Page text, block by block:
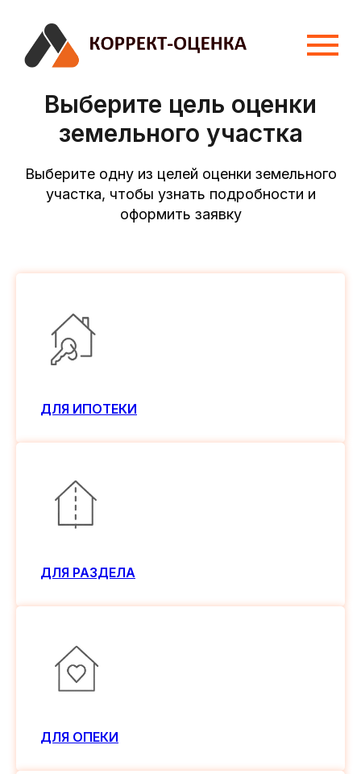
Выберите цель оценки
земельного участка
Выберите одну из целей оценки земельного
участка, чтобы узнать подробности и
оформить заявку
ДЛЯ ИПОТЕКИ
ДЛЯ РАЗДЕЛА
ДЛЯ ОПЕКИ